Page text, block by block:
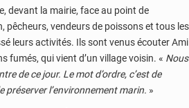
devant la mairie, face au point de
pêcheurs, vendeurs de poissons et tous les
leurs activités. Ils sont venus écouter Ami
fumés, qui vient d’un village voisin. « Nous
de ce jour. Le mot d’ordre, c’est de
préserver l’environnement marin. »